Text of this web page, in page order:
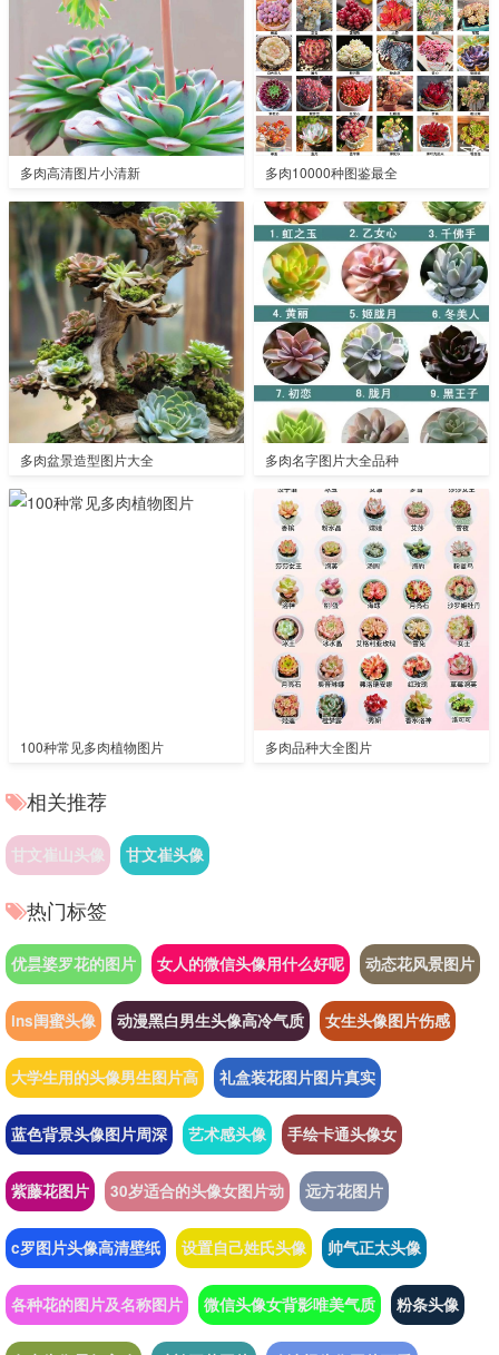
多肉高清图片小清新 多肉10000种图鉴最全
多肉盆景造型图片大全 多肉名字图片大全品种
100种常见多肉植物图片 多肉品种大全图片
相关推荐
甘文崔山头像 甘文崔头像
热门标签
优昙婆罗花的图片 女人的微信头像用什么好呢 动态花风景图片
ins闺蜜头像 动漫黑白男生头像高冷气质 女生头像图片伤感
大学生用的头像男生图片高 礼盒装花图片图片真实
蓝色背景头像图片周深 艺术感头像 手绘卡通头像女
紫藤花图片 30岁适合的头像女图片动 远方花图片
c罗图片头像高清壁纸 设置自己姓氏头像 帅气正太头像
各种花的图片及名称图片 微信头像女背影唯美气质 粉条头像